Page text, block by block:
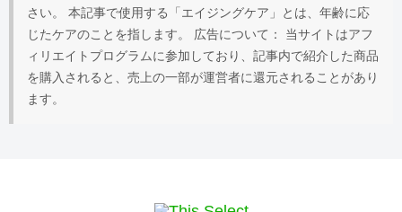
さい。 本記事で使用する「エイジングケア」とは、年齢に応
じたケアのことを指します。 広告について： 当サイトはアフ
ィリエイトプログラムに参加しており、記事内で紹介した商品
を購入されると、売上の一部が運営者に還元されることがあり
ます。